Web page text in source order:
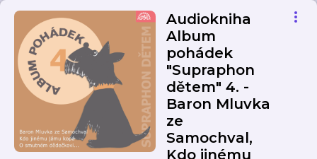
Audiokniha
Album
pohádek
"Supraphon
dětem" 4. -
Baron Mluvka
ze
Samochval,
Kdo jinému